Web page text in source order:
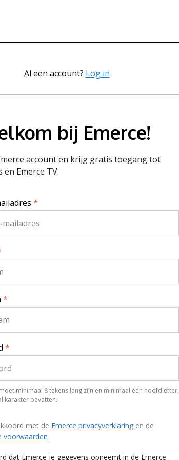
Al een account? Log in
bij Emerce!
account en krijg gratis toegang tot
Emerce TV.
*
*
*
minimaal 8 tekens lang zijn en minimaal één hoofdletter,
karakter bevatten.
met de Emerce privacyverklaring en de
voorwaarden
dat Emerce je gegevens opneemt in de Emerce